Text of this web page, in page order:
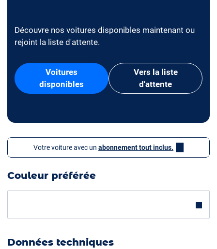
Découvre nos voitures disponibles maintenant ou
rejoint la liste d'attente.
Voitures
disponibles
Vers la liste
d'attente
Votre voiture avec un abonnement tout inclus.
Couleur préférée
Données techniques